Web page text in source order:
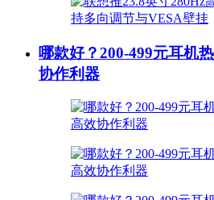
哪款好？200-499元耳机
协作利器